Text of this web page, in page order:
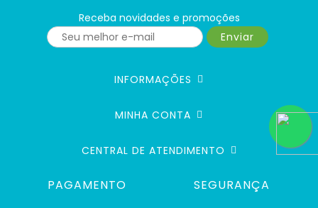
Receba novidades e promoções
Enviar
INFORMAÇÕES
MINHA CONTA
CENTRAL DE ATENDIMENTO
PAGAMENTO SEGURANÇA